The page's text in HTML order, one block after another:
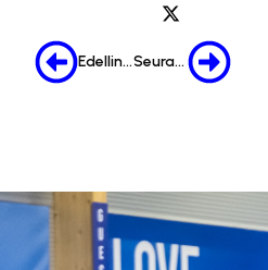
Edellinen Seuraava